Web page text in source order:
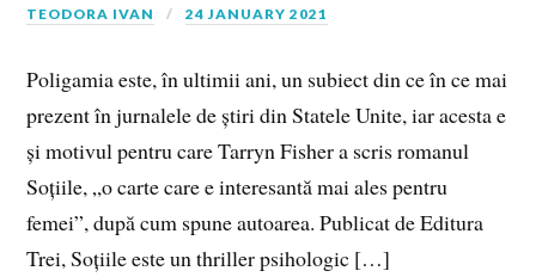
TEODORA IVAN 24 JANUARY 2021
Poligamia este, în ultimii ani, un subiect din ce în ce mai
prezent în jurnalele de știri din Statele Unite, iar acesta e
și motivul pentru care Tarryn Fisher a scris romanul
Soțiile, „o carte care e interesantă mai ales pentru
femei”, după cum spune autoarea. Publicat de Editura
Trei, Soțiile este un thriller psihologic […]